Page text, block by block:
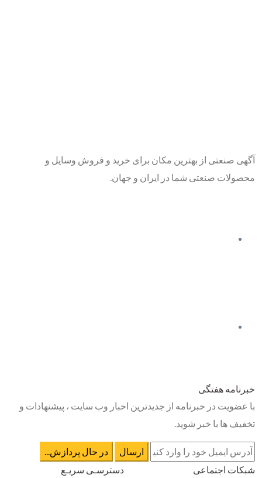
آگهی صنعتی از بهترین مکان برای خرید و فروش وسایل و
محصولات صنعتی شما در ایران و جهان.
خبرنامه هفتگی
با عضویت در خبرنامه از جدیدترین اخبار وب سایت ، پیشنهادات و
تخفیف ها با خبر شوید.
شبکات اجتماعی دسترسـی سریـع